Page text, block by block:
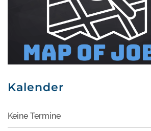
Kalender
Keine Termine